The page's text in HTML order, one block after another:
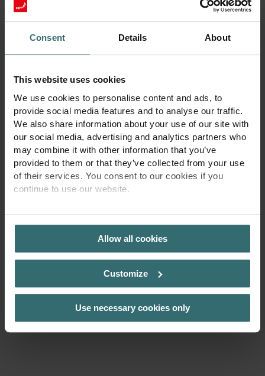
Consent Details About
This website uses cookies
We use cookies to personalise content and ads, to
provide social media features and to analyse our traffic.
We also share information about your use of our site with
our social media, advertising and analytics partners who
may combine it with other information that you’ve
provided to them or that they’ve collected from your use
of their services. You consent to our cookies if you
continue to use our website.
PRIVACY POLICY
Allow all cookies
Customize
Use necessary cookies only
dzesēšanas ceļvedi
Mūsu bezmaksas dzesēšanas ceļvedis paskaidro, kā
efektīvi pārvaldīt pārkaršanu mājās. Sākot ar siltuma
avotu identificēšanu un beidzot ar risinājumu izpēti
dažādām mājas iekārtošanas iespējām, kurās prioritāte ir
gaisa kvalitātei un komfortam. Apgūstiet pamatus un
uzziniet, kas darbojas – un kāpēc.
Lejupielādējiet mūsu dzesēšanas rokasgrāmatu